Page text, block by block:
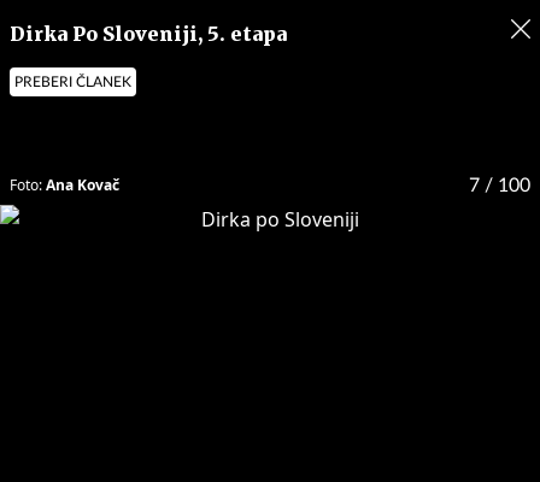
Dirka Po Sloveniji, 5. etapa
PREBERI ČLANEK
7 / 100
Foto:Ana Kovač